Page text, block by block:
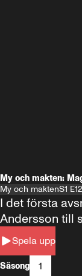
My och makten:
My och maktenS1 E1
Spela upp
I det första
Andersson till
Säsong 1